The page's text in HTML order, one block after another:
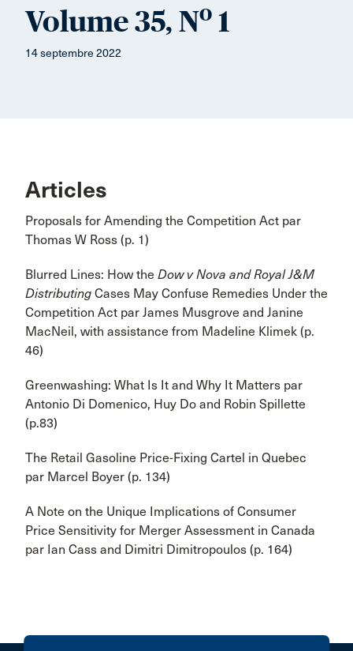
Volume 35, No 1
14 septembre 2022
Articles
Proposals for Amending the Competition Act par
Thomas W Ross (p. 1)
Blurred Lines: How the Dow v Nova and Royal J&M
Distributing Cases May Confuse Remedies Under the
Competition Act par James Musgrove and Janine
MacNeil, with assistance from Madeline Klimek (p.
46)
Greenwashing: What Is It and Why It Matters par
Antonio Di Domenico, Huy Do and Robin Spillette
(p.83)
The Retail Gasoline Price-Fixing Cartel in Quebec
par Marcel Boyer (p. 134)
A Note on the Unique Implications of Consumer
Price Sensitivity for Merger Assessment in Canada
par Ian Cass and Dimitri Dimitropoulos (p. 164)